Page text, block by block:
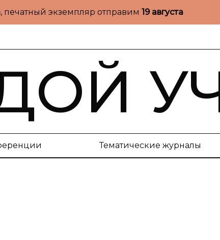
, печатный экземпляр отправим 19 августа
Тематические журналы